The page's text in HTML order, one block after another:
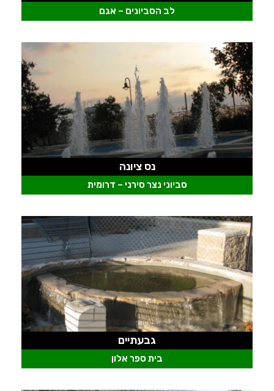
לב הסביונים – אגם
סביוני נצר סירני – דרומית
נס ציונה
בית ספר אלון
גבעתיים